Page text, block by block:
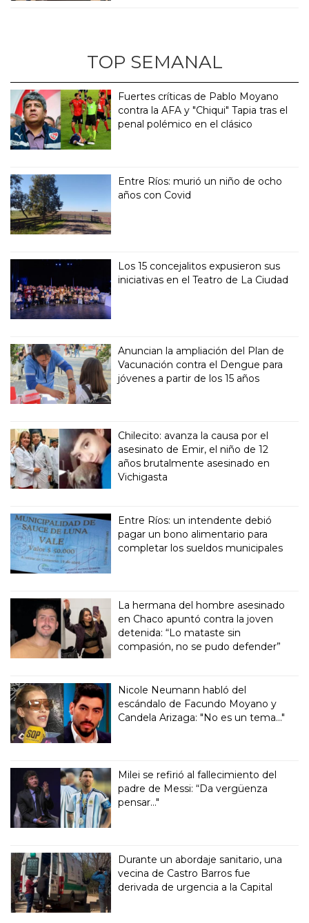
TOP SEMANAL
Fuertes críticas de Pablo Moyano
contra la AFA y "Chiqui" Tapia tras el
penal polémico en el clásico
Entre Ríos: murió un niño de ocho
años con Covid
Los 15 concejalitos expusieron sus
iniciativas en el Teatro de La Ciudad
Anuncian la ampliación del Plan de
Vacunación contra el Dengue para
jóvenes a partir de los 15 años
Chilecito: avanza la causa por el
asesinato de Emir, el niño de 12
años brutalmente asesinado en
Vichigasta
Entre Ríos: un intendente debió
pagar un bono alimentario para
completar los sueldos municipales
La hermana del hombre asesinado
en Chaco apuntó contra la joven
detenida: “Lo mataste sin
compasión, no se pudo defender”
Nicole Neumann habló del
escándalo de Facundo Moyano y
Candela Arizaga: "No es un tema..."
Milei se refirió al fallecimiento del
padre de Messi: “Da vergüenza
pensar..."
Durante un abordaje sanitario, una
vecina de Castro Barros fue
derivada de urgencia a la Capital